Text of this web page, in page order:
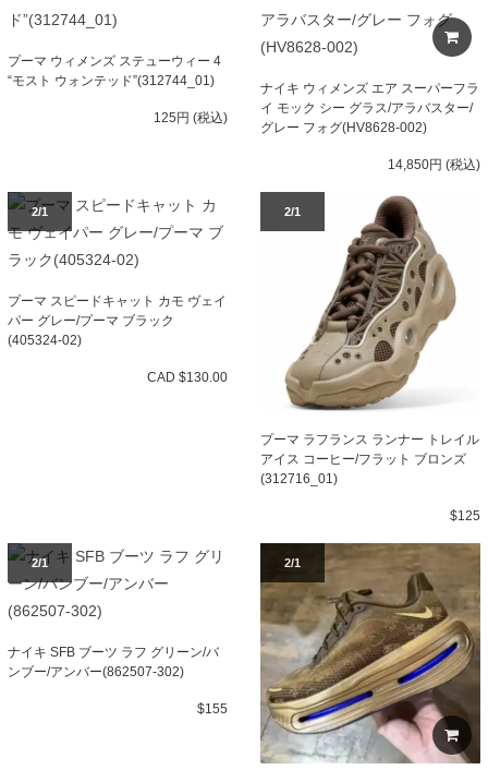
プーマ ウィメンズ ステューウィー 4
“モスト ウォンテッド”(312744_01)
125円 (税込)
ナイキ ウィメンズ エア スーパーフラ
イ モック シー グラス/アラバスター/
グレー フォグ(HV8628-002)
14,850円 (税込)
2/1
プーマ スピードキャット カモ ヴェイ
パー グレー/プーマ ブラック
(405324-02)
CAD $130.00
2/1
プーマ ラフランス ランナー トレイル
アイス コーヒー/フラット ブロンズ
(312716_01)
$125
2/1
ナイキ SFB ブーツ ラフ グリーン/バ
ンブー/アンバー(862507-302)
$155
2/1